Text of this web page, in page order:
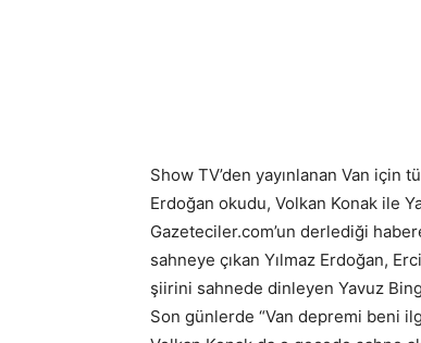
Show TV’den yayınlanan Van için
Erdoğan okudu, Volkan Konak ile
Gazeteciler.com’un derlediği
sahneye çıkan Yılmaz Erdoğan,
şiirini sahnede dinleyen Yavuz
Son günlerde “Van depremi beni